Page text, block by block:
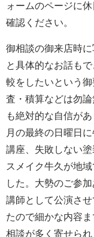
ォームのページに
確認ください。
御相談の御来店時
と具体的なお話も
較をしたいという
査・積算などは勿
も絶対的な自信が
月の最終の日曜日
講座、失敗しない
スメイク牛久が地
した。大勢のご参
講師として公演さ
たので細かな内容
相談が多く寄せられ